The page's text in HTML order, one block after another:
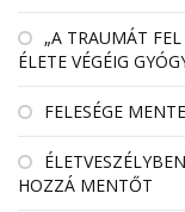
„A TRAUMÁT
ÉLETE VÉGÉIG
FELESÉGE
HOZZÁ MENTŐT